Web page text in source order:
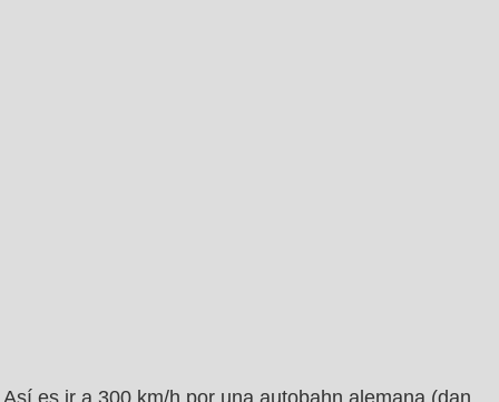
Así es ir a 300 km/h por una autobahn alemana (dan